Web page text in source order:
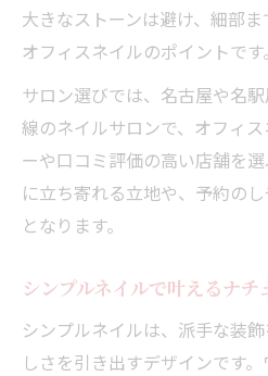
大きなストーンは避け、細部
オフィスネイルのポイントです。
サロン選びでは、名古屋や名
線のネイルサロンで、オフィ
ーや口コミ評価の高い店舗を
に立ち寄れる立地や、予約の
となります。
シンプルネイルで叶えるナチ
シンプルネイルは、派手な装
しさを引き出すデザインです。